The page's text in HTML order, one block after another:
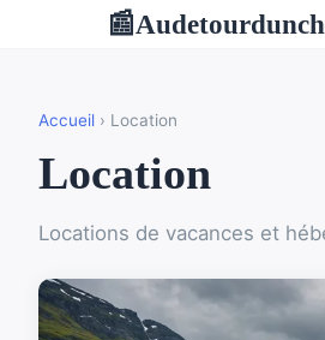
📰
Accueil › Location
Location
Locations de vacances et